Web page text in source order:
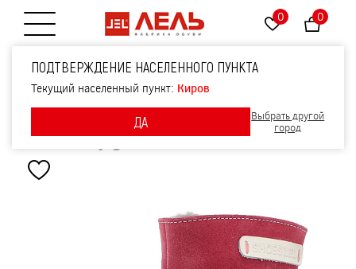
Открытие меню 0 0
ПОДТВЕРЖДЕНИЕ НАСЕЛЕННОГО ПУНКТА
Текущий населенный пункт: Киров
ДА
Выбрать другой
город
Сапожки малодетские
нат.мех, артикул 2036,
цвет брусничный